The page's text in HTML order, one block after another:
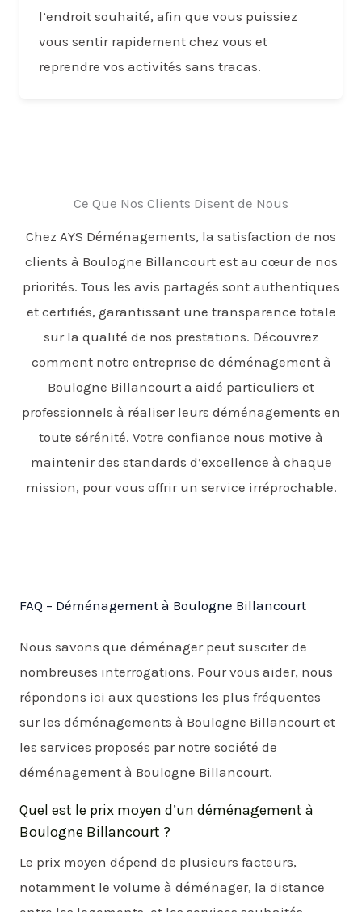
l’endroit souhaité, afin que vous puissiez
vous sentir rapidement chez vous et
reprendre vos activités sans tracas.
Ce Que Nos Clients Disent de Nous
Chez AYS Déménagements, la satisfaction de nos
clients à Boulogne Billancourt est au cœur de nos
priorités. Tous les avis partagés sont authentiques
et certifiés, garantissant une transparence totale
sur la qualité de nos prestations. Découvrez
comment notre entreprise de déménagement à
Boulogne Billancourt a aidé particuliers et
professionnels à réaliser leurs déménagements en
toute sérénité. Votre confiance nous motive à
maintenir des standards d’excellence à chaque
mission, pour vous offrir un service irréprochable.
FAQ – Déménagement à Boulogne Billancourt
Nous savons que déménager peut susciter de
nombreuses interrogations. Pour vous aider, nous
répondons ici aux questions les plus fréquentes
sur les déménagements à Boulogne Billancourt et
les services proposés par notre société de
déménagement à Boulogne Billancourt.
Quel est le prix moyen d’un déménagement à
Boulogne Billancourt ?
Le prix moyen dépend de plusieurs facteurs,
notamment le volume à déménager, la distance